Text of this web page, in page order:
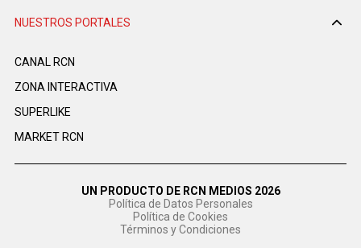
NUESTROS PORTALES
CANAL RCN
ZONA INTERACTIVA
SUPERLIKE
MARKET RCN
UN PRODUCTO DE RCN MEDIOS 2026
Política de Datos Personales
Política de Cookies
Términos y Condiciones